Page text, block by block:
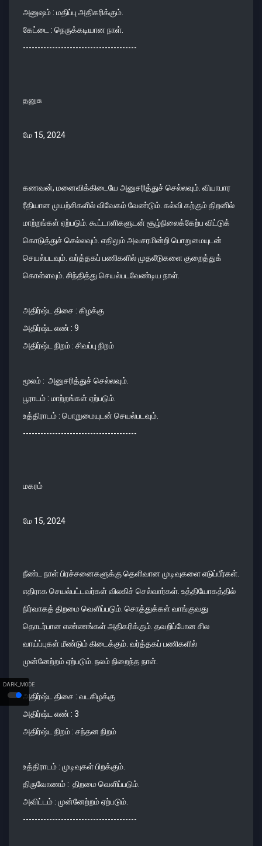
DARK_MODE
அனுஷம் : மதிப்பு அதிகரிக்கும்.
கேட்டை : நெருக்கடியான நாள்.
---------------------------------------
தனுசு
மே 15, 2024
கணவன், மனைவிக்கிடையே அனுசரித்துச் செல்லவும். வியாபார
ரீதியான முயற்சிகளில் விவேகம் வேண்டும். கல்வி கற்கும் திறனில்
மாற்றங்கள் ஏற்படும். கூட்டாளிகளுடன் சூழ்நிலைக்கேற்ப விட்டுக்
கொடுத்துச் செல்லவும். எதிலும் அவசரமின்றி பொறுமையுடன்
செயல்படவும். வர்த்தகப் பணிகளில் முதலீடுகளை குறைத்துக்
கொள்ளவும். சிந்தித்து செயல்படவேண்டிய நாள்.
அதிர்ஷ்ட திசை : கிழக்கு
அதிர்ஷ்ட எண் : 9
அதிர்ஷ்ட நிறம் : சிவப்பு நிறம்
மூலம் : அனுசரித்துச் செல்லவும்.
பூராடம் : மாற்றங்கள் ஏற்படும்.
உத்திராடம் : பொறுமையுடன் செயல்படவும்.
---------------------------------------
மகரம்
மே 15, 2024
நீண்ட நாள் பிரச்சனைகளுக்கு தெளிவான முடிவுகளை எடுப்பீர்கள்.
எதிராக செயல்பட்டவர்கள் விலகிச் செல்வார்கள். உத்தியோகத்தில்
நிர்வாகத் திறமை வெளிப்படும். சொத்துக்கள் வாங்குவது
தொடர்பான எண்ணங்கள் அதிகரிக்கும். தவறிப்போன சில
வாய்ப்புகள் மீண்டும் கிடைக்கும். வர்த்தகப் பணிகளில்
முன்னேற்றம் ஏற்படும். நலம் நிறைந்த நாள்.
அதிர்ஷ்ட திசை : வடகிழக்கு
அதிர்ஷ்ட எண் : 3
அதிர்ஷ்ட நிறம் : சந்தன நிறம்
உத்திராடம் : முடிவுகள் பிறக்கும்.
திருவோணம் : திறமை வெளிப்படும்.
அவிட்டம் : முன்னேற்றம் ஏற்படும்.
---------------------------------------